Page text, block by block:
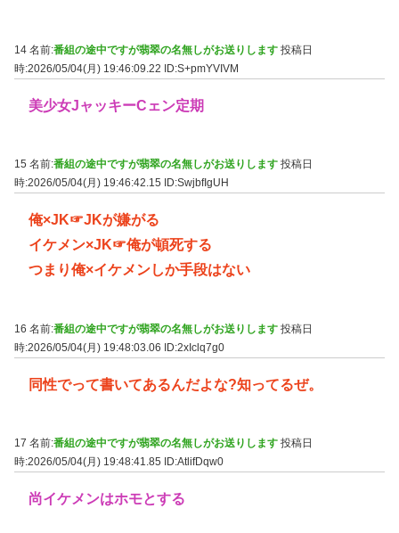
14 名前:番組の途中ですが翡翠の名無しがお送りします 投稿日
時:2026/05/04(月) 19:46:09.22 ID:S+pmYVIVM
美少女JャッキーCェン定期
15 名前:番組の途中ですが翡翠の名無しがお送りします 投稿日
時:2026/05/04(月) 19:46:42.15
ID:SwjbfIgUH
俺×JK☞JKが嫌がる
イケメン×JK☞俺が頓死する
つまり俺×イケメンしか手段はない
16 名前:番組の途中ですが翡翠の名無しがお送りします 投稿日
時:2026/05/04(月) 19:48:03.06 ID:2xIclq7g0
同性でって書いてあるんだよな?知ってるぜ。
17 名前:番組の途中ですが翡翠の名無しがお送りします 投稿日
時:2026/05/04(月) 19:48:41.85
ID:AtlifDqw0
尚イケメンはホモとする